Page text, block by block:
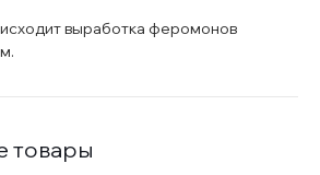
выработка феромонов
товары